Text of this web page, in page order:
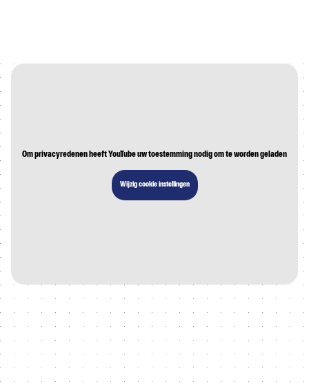
Om privacyredenen heeft YouTube uw toestemming nodig om te worden geladen
Wijzig cookie instellingen